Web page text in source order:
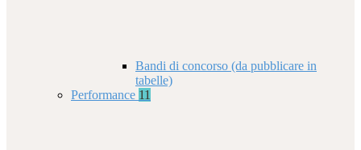
Bandi di concorso (da pubblicare in
tabelle)
Performance 11